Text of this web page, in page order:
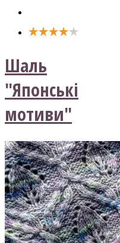
Шаль
"Японські
мотиви"